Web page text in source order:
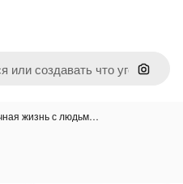
Поиск
жизнь с людьм…